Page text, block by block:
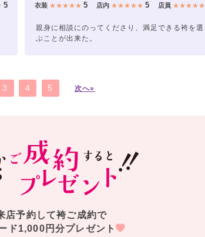
5 衣装 ★★★★★5 店内 ★★★★★ 5 店員 ★★★★★
親身に相談にのってくださり、満足できる袴を選
ぶことが出来た。
3 4 5 次へ»
店予約して袴ご成約で
ド1,000円分プレゼント